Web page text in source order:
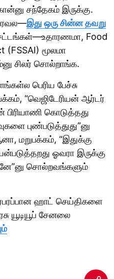
சந்தேகம் இருக்கு.
இது ஒரு சின்ன தவறு
Food
(FSSAI) மூலமா
சிலர் சொல்றாங்க.
பெரிய பேச்சு
“வெஜிடேரியன் ஆர்டர்
கொடுத்தது
புண்படுத்துது”னு
மறுபக்கம், “இதுக்கு
ஓவரா இருக்கு
சொல்றவங்களும்
ஹாட் செய்திகளை
யூடியூப் சேனலை